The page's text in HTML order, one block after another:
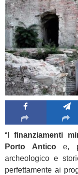
“I finanziamenti
Porto Anticoe,
archeologico e
perfettamente ai